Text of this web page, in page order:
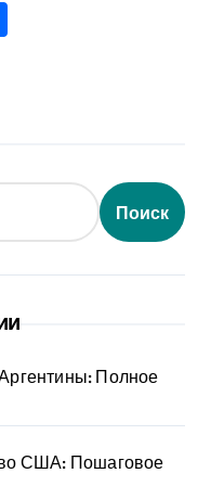
Поиск
Полное
США: Пошаговое